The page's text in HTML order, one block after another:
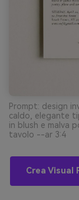
Prompt: design
caldo, elegante
in blush e malva
tavolo --ar 3:4
Crea Visual